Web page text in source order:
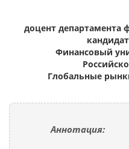
доцент департамента
Финансовый
Глобальные
Аннотация: